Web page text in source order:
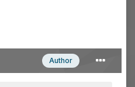
Author